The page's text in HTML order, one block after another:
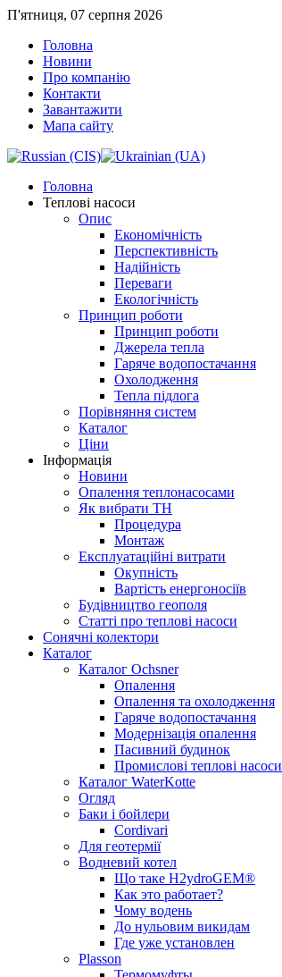
П'ятниця, 07 серпня 2026
Головна
Новини
Про компанію
Контакти
Завантажити
Мапа сайту
Головна
Теплові насоси
Опис
Економічність
Перспективність
Надійність
Переваги
Екологічність
Принцип роботи
Принцип роботи
Джерела тепла
Гаряче водопостачання
Охолодження
Тепла підлога
Порівняння систем
Каталог
Ціни
Інформація
Новини
Опалення теплонасосами
Як вибрати ТН
Процедура
Монтаж
Експлуатаційні витрати
Окупність
Вартість енергоносіїв
Будівництво геополя
Статті про теплові насоси
Сонячні колектори
Каталог
Каталог Ochsner
Опалення
Опалення та охолодження
Гаряче водопостачання
Модернізація опалення
Пасивний будинок
Промислові теплові насоси
Каталог WaterKotte
Огляд
Баки і бойлери
Cordivari
Для геотермії
Водневий котел
Що таке H2ydroGEM®
Как это работает?
Чому водень
До нульовим викидам
Где уже установлен
Plasson